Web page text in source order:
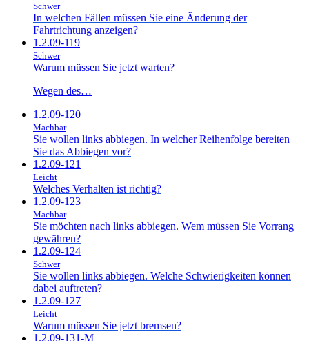
Schwer
In welchen Fällen müssen Sie eine Änderung der
Fahrtrichtung anzeigen?
1.2.09-119
Schwer
Warum müssen Sie jetzt warten?
Wegen des…
1.2.09-120
Machbar
Sie wollen links abbiegen. In welcher Reihenfolge bereiten
Sie das Abbiegen vor?
1.2.09-121
Leicht
Welches Verhalten ist richtig?
1.2.09-123
Machbar
Sie möchten nach links abbiegen. Wem müssen Sie Vorrang
gewähren?
1.2.09-124
Schwer
Sie wollen links abbiegen. Welche Schwierigkeiten können
dabei auftreten?
1.2.09-127
Leicht
Warum müssen Sie jetzt bremsen?
1.2.09-131-M